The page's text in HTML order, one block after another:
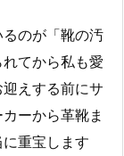
のが「靴の汚
てから私も愛
えする前にサ
ーから革靴ま
重宝します